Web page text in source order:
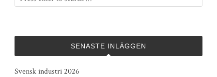
SENASTE INLÄGGEN
Svensk industri 2026